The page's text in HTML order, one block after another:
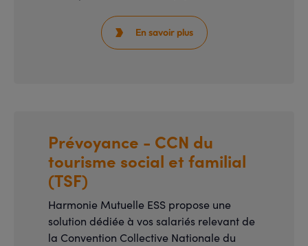
 En savoir plus
Prévoyance - CCN du
tourisme social et familial
(TSF)
Harmonie Mutuelle ESS propose une
solution dédiée à vos salariés relevant de
la Convention Collective Nationale du